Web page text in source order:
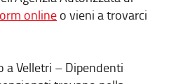
online o vieni a trovarci
a Velletri – Dipendenti